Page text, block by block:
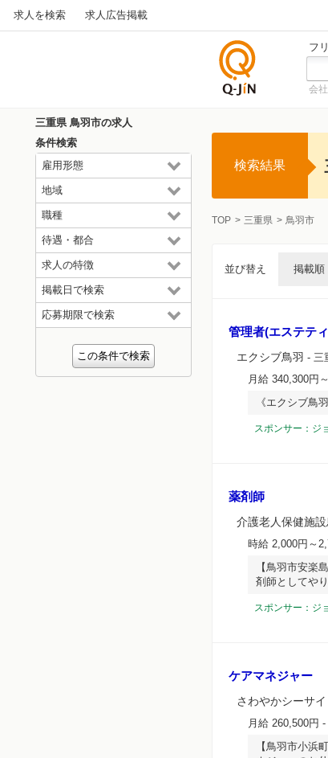
求人を検索 求人広告掲載
人サイ
フ
会
三重県 鳥羽市の求人
条件検索
雇用形態
地域
職種
待遇・都合
求人の特徴
掲載日で検索
応募期限で検索
検索結果
TOP 三重県 鳥羽市
並び替え 掲載順
管理者(エステテ
エクシブ鳥羽 - 三
月給 340,300円
《エクシブ鳥
スポンサー：ジ
薬剤師
介護老人保健施
時給 2,000円～
【鳥羽市安楽
剤師としてや
スポンサー：ジ
ケアマネジャー
さわやかシーサ
月給 260,500円 -
【鳥羽市小浜